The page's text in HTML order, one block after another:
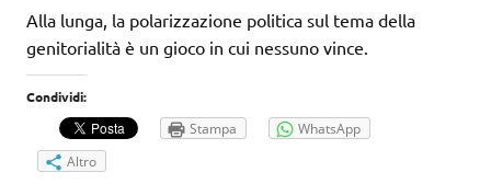
Alla lunga, la polarizzazione politica sul tema della
genitorialità è un gioco in cui nessuno vince.
Condividi:
Stampa
WhatsApp
Altro